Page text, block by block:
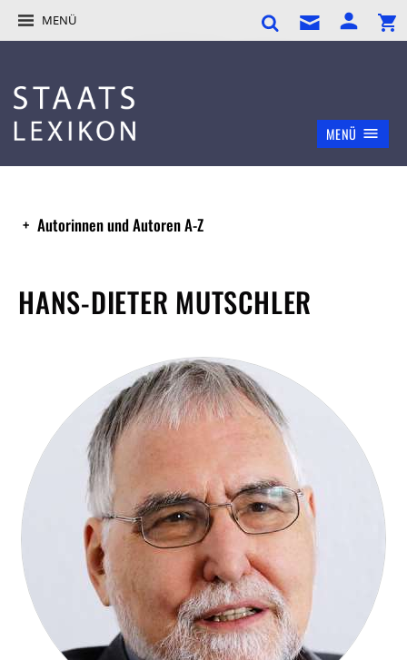
MENÜ
MENÜ
Autorinnen und Autoren A-Z
HANS-DIETER MUTSCHLER